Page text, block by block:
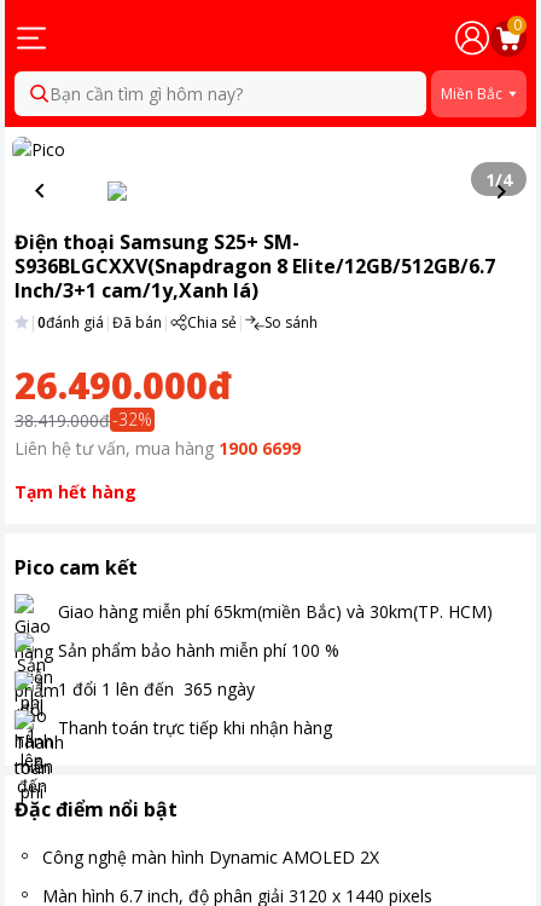
0
Bạn cần tìm gì hôm nay? Miền Bắc
1/4
Điện thoại Samsung S25+ SM-
S936BLGCXXV(Snapdragon 8 Elite/12GB/512GB/6.7
Inch/3+1 cam/1y,Xanh lá)
|0đánh giá |Đã bán | Chia sẻ| So sánh
26.490.000đ
38.419.000đ-32%
Liên hệ tư vấn, mua hàng 1900 6699
Tạm hết hàng
Pico cam kết
Giao hàng miễn phí 65km(miền Bắc) và 30km(TP. HCM)
Sản phẩm bảo hành miễn phí 100 %
1 đổi 1 lên đến 365 ngày
Thanh toán trực tiếp khi nhận hàng
Đặc điểm nổi bật
Công nghệ màn hình Dynamic AMOLED 2X
Màn hình 6.7 inch, độ phân giải 3120 x 1440 pixels